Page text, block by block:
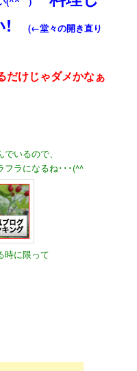
!(←堂々の開き直り
だけじゃダメかなぁ
いるので、
ラになるね･･･(^^ゞ
時に限って